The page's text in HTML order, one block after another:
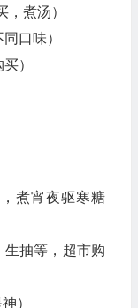
煮汤）
口味）
）
煮宵夜驱寒糖
生抽等，超市购
）